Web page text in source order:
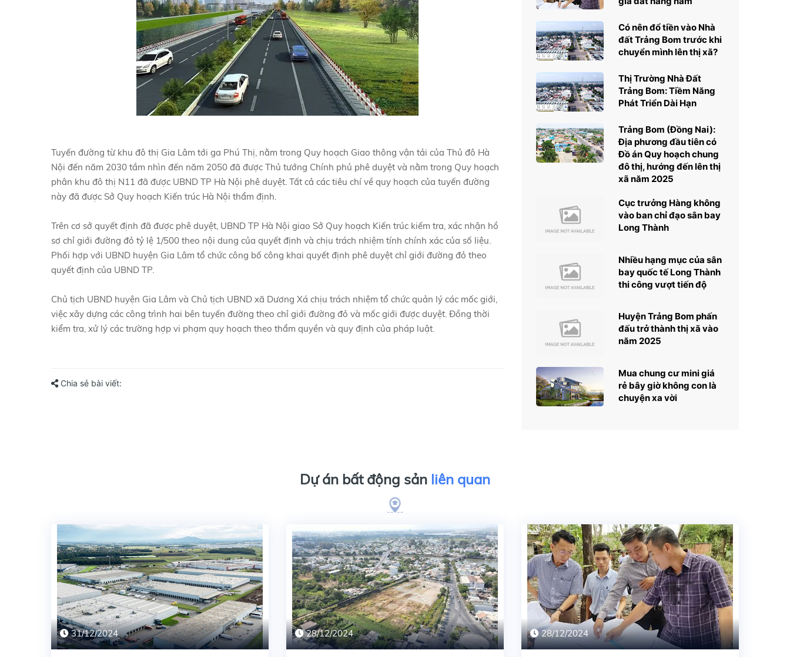
Tuyến đường từ khu đô thị Gia Lâm tới ga Phú Thị, nằm trong Quy hoạch Giao thông vận tải của Thủ đô Hà
Nội đến năm 2030 tầm nhìn đến năm 2050 đã được Thủ tướng Chính phủ phê duyệt và nằm trong Quy hoạch
phân khu đô thị N11 đã được UBND TP Hà Nội phê duyệt. Tất cả các tiêu chí về quy hoạch của tuyến đường
này đã được Sở Quy hoạch Kiến trúc Hà Nội thẩm định.
Trên cơ sở quyết định đã được phê duyệt, UBND TP Hà Nội giao Sở Quy hoạch Kiến trúc kiếm tra, xác nhận hồ
sơ chỉ giới đường đỏ tỷ lệ 1/500 theo nội dung của quyết định và chịu trách nhiệm tính chính xác của số liệu.
Phối hợp với UBND huyện Gia Lâm tổ chức công bố công khai quyết định phê duyệt chỉ giới đường đỏ theo
quyết định của UBND TP.
Chủ tịch UBND huyện Gia Lâm và Chủ tịch UBND xã Dương Xá chịu trách nhiệm tổ chức quản lý các mốc giới,
việc xây dựng các công trình hai bên tuyến đường theo chỉ giới đường đỏ và mốc giới được duyệt. Đồng thời
kiểm tra, xử lý các trường hợp vi phạm quy hoạch theo thẩm quyền và quy định của pháp luật.
Chia sẻ bài viết:
Có nên đổ tiền vào Nhà
đất Trảng Bom trước khi
chuyển mình lên thị xã?
Thị Trường Nhà Đất
Trảng Bom: Tiềm Năng
Phát Triển Dài Hạn
Trảng Bom (Đồng Nai):
Địa phương đầu tiên có
Đồ án Quy hoạch chung
đô thị, hướng đến lên thị
xã năm 2025
Cục trưởng Hàng không
vào ban chỉ đạo sân bay
Long Thành
Nhiều hạng mục của sân
bay quốc tế Long Thành
thi công vượt tiến độ
Huyện Trảng Bom phấn
đấu trở thành thị xã vào
năm 2025
Mua chung cư mini giá
rẻ bây giờ không con là
chuyện xa vời
Dự án bất động sản liên quan
31/12/2024 28/12/2024 28/12/2024